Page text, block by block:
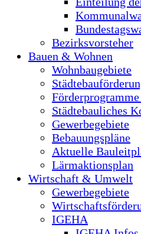
Bezirksvorsteher
Bauen & Wohnen
Wohnbaugebiete
Städtebauliches
Gewerbegebiete
Bebauungspläne
Aktuelle
Lärmaktionsplan
Wirtschaft & Umwelt
Gewerbegebiete
IGEHA